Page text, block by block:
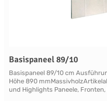
Basispaneel 89/10
Basispaneel 89/10 cm
Höhe 890
und Highlights Paneele,